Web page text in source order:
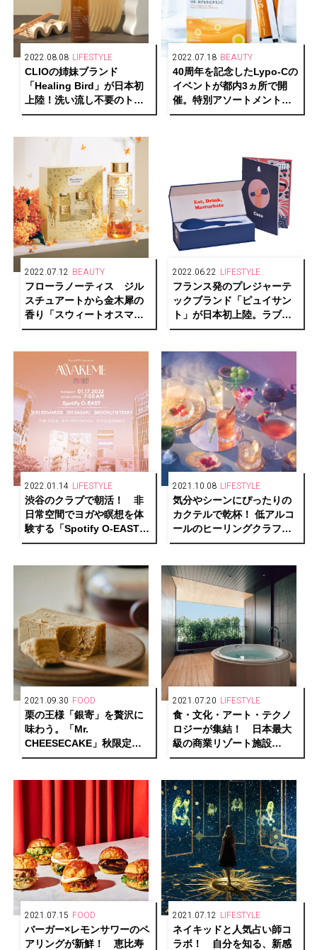
2022.08.08 LIFESTYLE
CLIOの姉妹ブランド
「Healing Bird」が日本初
上陸！洗い流し不要のトリ
ートメントを発売開始
2022.07.18 BEAUTY
40周年を記念したLypo-Cの
イベントが都内3ヵ所で開
催。特別アソートメントセ
ットも発売。
2022.07.12 BEAUTY
フローラノーティス ジル
スチュアートから金木犀の
香り「スウィートオスマン
サス」新アイテムが限定発
2022.06.22 LIFESTYLE
フランス発のプレジャーテ
ックブランド「ピュイサン
ト」が日本初上陸。ラブピ
ースクラブで発売
2022.01.14 LIFESTYLE
渋谷のクラブで朝活！ 非
日常空間でヨガや瞑想を体
験する「Spotify O-EAST」
初のウェルネスイベントが
2021.10.08 LIFESTYLE
気分やシーンにぴったりの
カクテルで乾杯！ 低アルコ
ールのヒーリングクラフト
カクテル、「koyoi」発売ス
2021.09.30 FOOD
栗の王様「銀寄」を贅沢に
味わう。「Mr.
CHEESECAKE」秋限定の
マロンフレーバーが数量限
2021.07.20 LIFESTYLE
食・文化・アート・テクノ
ロジーが集結！ 日本最大
級の商業リゾート施設
「VISON」が三重県・多気
2021.07.15 FOOD
バーガー×レモンサワーのペ
アリングが新鮮！ 恵比寿
2021.07.12 LIFESTYLE
ネイキッドと人気占い師コ
ラボ！ 自分を知る、新感